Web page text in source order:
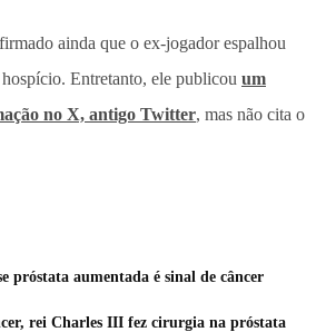
ainda que o ex-jogador espalhou
Entretanto, ele publicou um
no X, antigo Twitter, mas não cita o
próstata aumentada é sinal de câncer
rei Charles III fez cirurgia na próstata